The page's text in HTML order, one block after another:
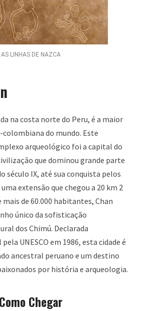
AS LINHAS DE NAZCA
na costa norte do Peru, é a maior
colombiana do mundo. Este
arqueológico foi a capital do
que dominou grande parte
século IX, até sua conquista pelos
extensão que chegou a 20 km 2
de 60.000 habitantes, Chan
único da sofisticação
dos Chimú. Declarada
UNESCO em 1986, esta cidade é
ancestral peruano e um destino
por história e arqueologia.
Chegar